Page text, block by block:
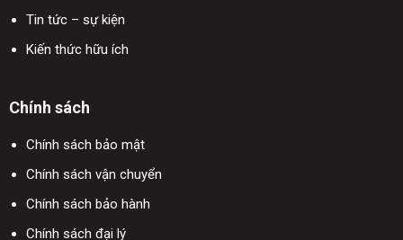
Tin tức – sự kiện
Kiến thức hữu ích
Chính sách
Chính sách bảo mật
Chính sách vận chuyển
Chính sách bảo hành
Chính sách đại lý